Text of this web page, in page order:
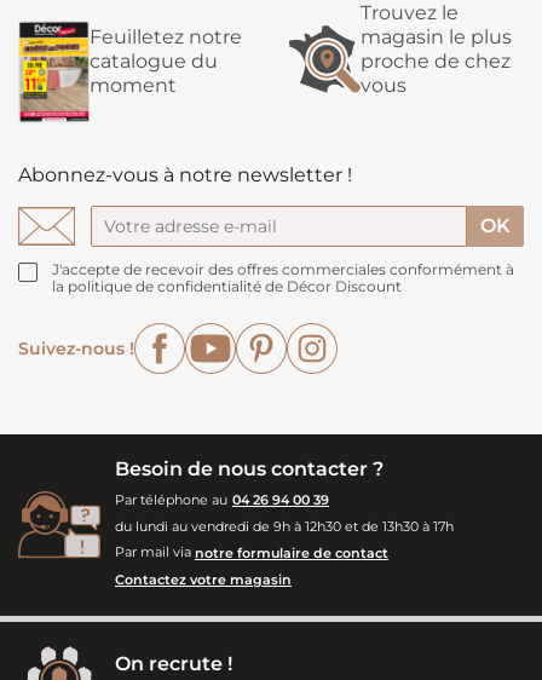
Feuilletez notre
catalogue du
moment
Trouvez le
magasin le plus
proche de chez
vous
Abonnez-vous à notre newsletter !
J'accepte de recevoir des offres commerciales conformément à
la politique de confidentialité de Décor Discount
Suivez-nous !
FacebookYouTubePinterest
Besoin de nous contacter ?
Par téléphone au 04 26 94 00 39
du lundi au vendredi de 9h à 12h30 et de 13h30 à 17h
Par mail via notre formulaire de contact
Contactez votre magasin
On recrute !